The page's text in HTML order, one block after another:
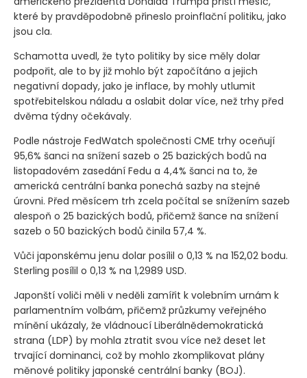
které by pravděpodobně přineslo proinflační politiku, jako
jsou cla.
Schamotta uvedl, že tyto politiky by sice měly dolar
podpořit, ale to by již mohlo být započítáno a jejich
negativní dopady, jako je inflace, by mohly utlumit
spotřebitelskou náladu a oslabit dolar více, než trhy před
dvěma týdny očekávaly.
Podle nástroje FedWatch společnosti CME trhy oceňují
95,6% šanci na snížení sazeb o 25 bazických bodů na
listopadovém zasedání Fedu a 4,4% šanci na to, že
americká centrální banka ponechá sazby na stejné
úrovni. Před měsícem trh zcela počítal se snížením sazeb
alespoň o 25 bazických bodů, přičemž šance na snížení
sazeb o 50 bazických bodů činila 57,4 %.
Vůči japonskému jenu dolar posílil o 0,13 % na 152,02 bodu.
Sterling posílil o 0,13 % na 1,2989 USD.
Japonští voliči měli v neděli zamířit k volebním urnám k
parlamentním volbám, přičemž průzkumy veřejného
mínění ukázaly, že vládnoucí Liberálnědemokratická
strana (LDP) by mohla ztratit svou více než deset let
trvající dominanci, což by mohlo zkomplikovat plány
měnové politiky japonské centrální banky (BOJ).